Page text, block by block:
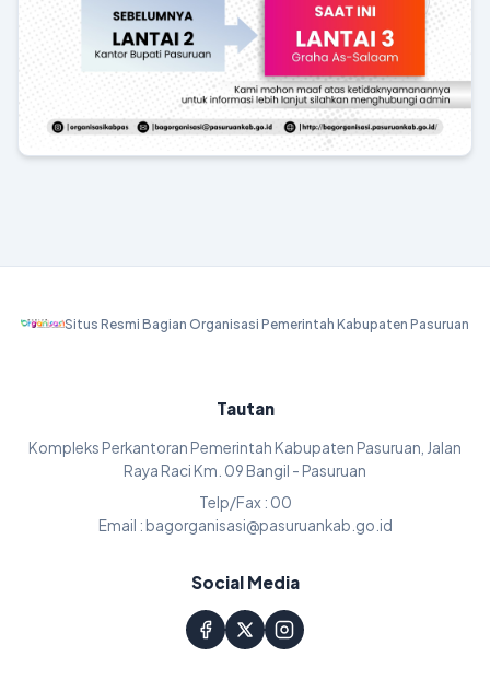
Situs Resmi Bagian Organisasi Pemerintah Kabupaten Pasuruan
Tautan
Kompleks Perkantoran Pemerintah Kabupaten Pasuruan, Jalan
Raya Raci Km. 09 Bangil - Pasuruan
Telp/Fax : 00
Email : bagorganisasi@pasuruankab.go.id
Social Media